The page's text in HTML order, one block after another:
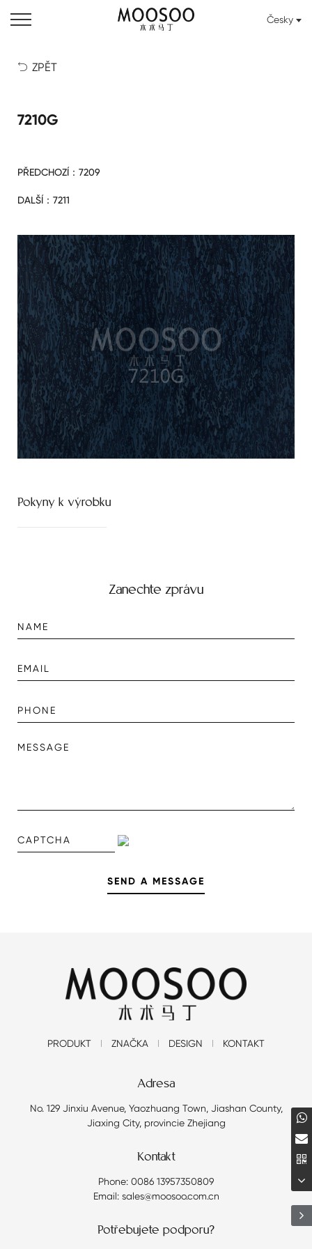
Česky
 ZPĚT
7210G
PŘEDCHOZÍ： 7209
DALŠÍ： 7211
Pokyny k výrobku
Zanechte zprávu
PRODUKT ZNAČKA DESIGN KONTAKT
Adresa
No. 129 Jinxiu Avenue, Yaozhuang Town, Jiashan County,
Jiaxing City, provincie Zhejiang
Kontakt
Phone: 0086 13957350809
Email: sales@moosoo.com.cn
Potřebujete podporu?